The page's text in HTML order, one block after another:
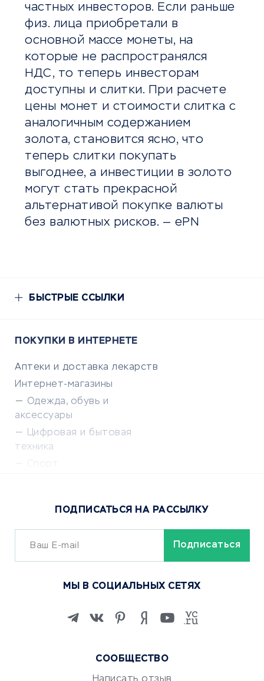
частных инвесторов. Если раньше
физ. лица приобретали в
основной массе монеты, на
которые не распространялся
НДС, то теперь инвесторам
доступны и слитки. При расчете
цены монет и стоимости слитка с
аналогичным содержанием
золота, становится ясно, что
теперь слитки покупать
выгоднее, а инвестиции в золото
могут стать прекрасной
альтернативой покупке валюты
без валютных рисков. — ePN
БЫСТРЫЕ ССЫЛКИ
ПОКУПКИ В ИНТЕРНЕТЕ
Аптеки и доставка лекарств
Интернет-магазины
Одежда, обувь и
аксессуары
Цифровая и бытовая
техника
Сервисы доставки
ОБУЧЕНИЕ И РАБОТА
Изучение иностранных
Маркетинг и продажи
Репетиторство
СООБЩЕСТВО
Написать отзыв
ПОДПИСАТЬСЯ НА РАССЫЛКУ
МЫ В СОЦИАЛЬНЫХ СЕТЯХ